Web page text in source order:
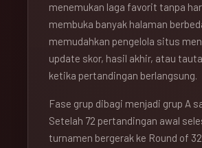
menemukan laga favorit tanpa
membuka banyak halaman
memudahkan pengelola situs
update skor, hasil akhir, atau
ketika pertandingan berlangsung.
Fase grup dibagi menjadi grup A
Setelah 72 pertandingan awal
turnamen bergerak ke Round of